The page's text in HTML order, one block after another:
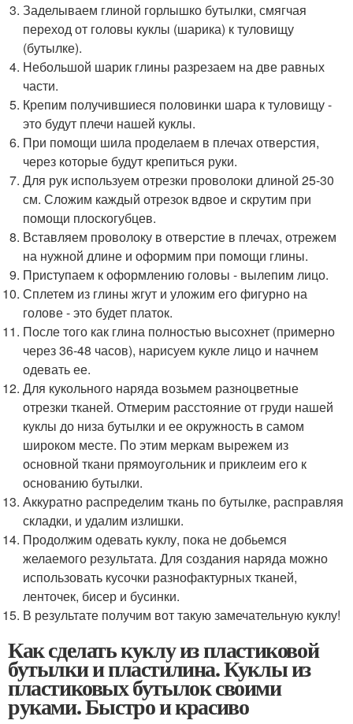
Заделываем глиной горлышко бутылки, смягчая
переход от головы куклы (шарика) к туловищу
(бутылке).
Небольшой шарик глины разрезаем на две равных
части.
Крепим получившиеся половинки шара к туловищу -
это будут плечи нашей куклы.
При помощи шила проделаем в плечах отверстия,
через которые будут крепиться руки.
Для рук используем отрезки проволоки длиной 25-30
см. Сложим каждый отрезок вдвое и скрутим при
помощи плоскогубцев.
Вставляем проволоку в отверстие в плечах, отрежем
на нужной длине и оформим при помощи глины.
Приступаем к оформлению головы - вылепим лицо.
Сплетем из глины жгут и уложим его фигурно на
голове - это будет платок.
После того как глина полностью высохнет (примерно
через 36-48 часов), нарисуем кукле лицо и начнем
одевать ее.
Для кукольного наряда возьмем разноцветные
отрезки тканей. Отмерим расстояние от груди нашей
куклы до низа бутылки и ее окружность в самом
широком месте. По этим меркам вырежем из
основной ткани прямоугольник и приклеим его к
основанию бутылки.
Аккуратно распределим ткань по бутылке, расправляя
складки, и удалим излишки.
Продолжим одевать куклу, пока не добьемся
желаемого результата. Для создания наряда можно
использовать кусочки разнофактурных тканей,
ленточек, бисер и бусинки.
В результате получим вот такую замечательную куклу!
Как сделать куклу из пластиковой
бутылки и пластилина. Куклы из
пластиковых бутылок своими
руками. Быстро и красиво